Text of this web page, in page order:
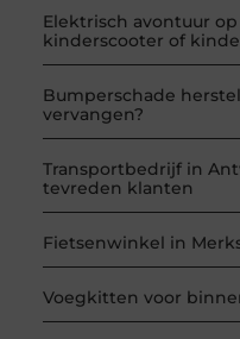
Elektrisch avontuur
kinderscooter of
Bumperschade
vervangen?
Transportbedrijf in
tevreden klanten
Fietsenwinkel in
Voegkitten voor